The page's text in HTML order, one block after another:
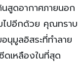
นสูดอากาศภายนอก
ไปอีกด้วย คุณทราบ
นุมูลอิสระที่ทำลาย
ดเหลืองในที่สุด